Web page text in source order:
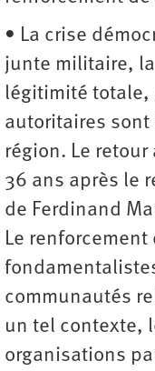
• La crise
junte militaire,
légitimité totale,
autoritaires sont
région. Le
36 ans après le
de Ferdinand
Le
communautés
un tel contexte,
organisations